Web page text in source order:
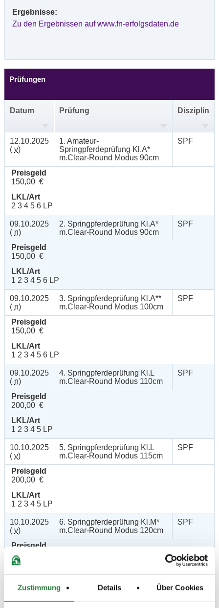
Zustimmung Details Über Cookies
Ergebnisse:
Zu den Ergebnissen auf www.fn-erfolgsdaten.de
Prüfungen
Datum Prüfung Disziplin
12.10.2025
( v)
1. Amateur-
Springpferdeprüfung Kl.A*
m.Clear-Round Modus 90cm
SPF
Preisgeld
150,00 €
LKL/Art
2 3 4 5 6 LP
09.10.2025
( n)
2. Springpferdeprüfung Kl.A*
m.Clear-Round Modus 90cm
SPF
Preisgeld
150,00 €
LKL/Art
1 2 3 4 5 6 LP
09.10.2025
( n)
3. Springpferdeprüfung Kl.A**
m.Clear-Round Modus 100cm
SPF
Preisgeld
150,00 €
LKL/Art
1 2 3 4 5 6 LP
09.10.2025
( n)
4. Springpferdeprüfung Kl.L
m.Clear-Round Modus 110cm
SPF
Preisgeld
200,00 €
LKL/Art
1 2 3 4 5 LP
10.10.2025
( v)
5. Springpferdeprüfung Kl.L
m.Clear-Round Modus 115cm
SPF
Preisgeld
200,00 €
LKL/Art
1 2 3 4 5 LP
10.10.2025
( v)
6. Springpferdeprüfung Kl.M*
m.Clear-Round Modus 120cm
SPF
Preisgeld
250,00 €
(n)